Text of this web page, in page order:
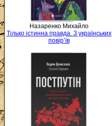
Назаренко Михайло
Тілько істинна правда. З українських
повір’їв